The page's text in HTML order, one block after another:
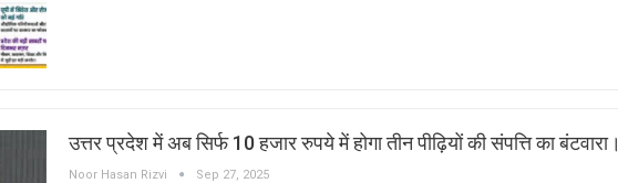
उत्तर प्रदेश में अब सिर्फ 10 हजार रुपये में होगा तीन पीढ़ियों की संपत्ति का बंटवारा।
Noor Hasan Rizvi Sep 27, 2025